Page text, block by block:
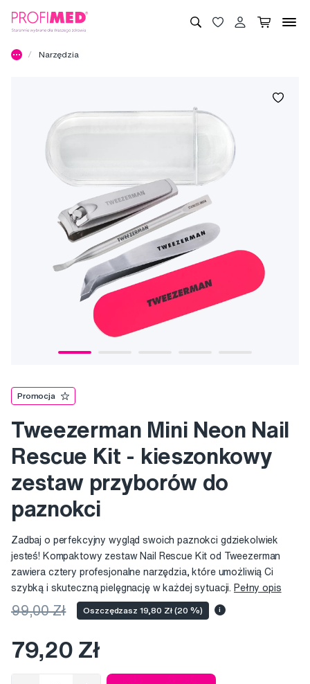
Narzędzia
Promocja
Tweezerman Mini Neon Nail
Rescue Kit - kieszonkowy
zestaw przyborów do
paznokci
Zadbaj o perfekcyjny wygląd swoich paznokci gdziekolwiek
jesteś! Kompaktowy zestaw Nail Rescue Kit od Tweezerman
zawiera cztery profesjonalne narzędzia, które umożliwią Ci
szybką i skuteczną pielęgnację w każdej sytuacji. Pełny opis
99,00 Zł Oszczędzasz 19,80 Zł (20 %) i
79,20 Zł